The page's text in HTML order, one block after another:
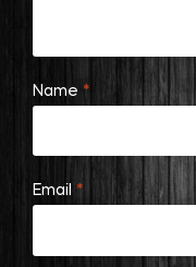
Name *
Email *